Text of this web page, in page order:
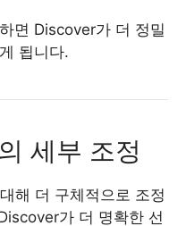
면 Discover가 더 정밀
됩니다.
세부 조정
해 더 구체적으로 조정
가 더 명확한 선